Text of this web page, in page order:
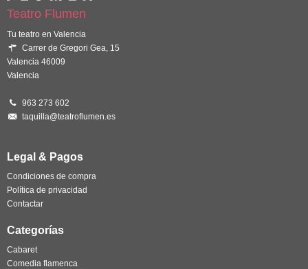
Teatro Flumen
Tu teatro en Valencia
Carrer de Gregori Gea, 15
Valencia 46009
Valencia
963 273 602
taquilla@teatroflumen.es
Legal & Pagos
Condiciones de compra
Política de privacidad
Contactar
Categorías
Cabaret
Comedia flamenca